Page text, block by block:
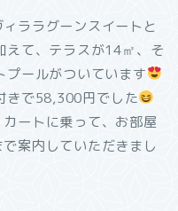
ララグーンスイートと
えて、テラスが14㎡、そ
プールがついています
きで58,300円でした
ートに乗って、お部屋
案内していただきまし